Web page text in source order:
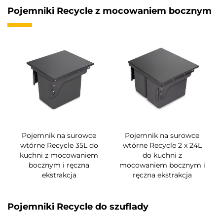
Pojemniki Recycle z mocowaniem bocznym
Pojemnik na surowce
wtórne Recycle 35L do
kuchni z mocowaniem
bocznym i ręczna
ekstrakcja
Pojemnik na surowce
wtórne Recycle 2 x 24L
do kuchni z
mocowaniem bocznym i
ręczna ekstrakcja
Pojemniki Recycle do szuflady